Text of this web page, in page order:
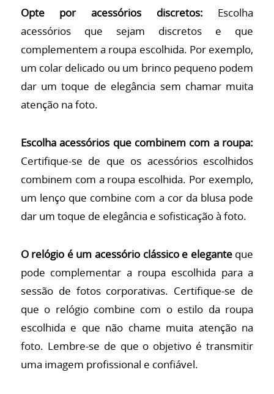
Opte por acessórios discretos: Escolha
acessórios que sejam discretos e que
complementem a roupa escolhida. Por exemplo,
um colar delicado ou um brinco pequeno podem
dar um toque de elegância sem chamar muita
atenção na foto.
Escolha acessórios que combinem com a roupa:
Certifique-se de que os acessórios escolhidos
combinem com a roupa escolhida. Por exemplo,
um lenço que combine com a cor da blusa pode
dar um toque de elegância e sofisticação à foto.
O relógio é um acessório clássico e eleganteque
pode complementar a roupa escolhida para a
sessão de fotos corporativas. Certifique-se de
que o relógio combine com o estilo da roupa
escolhida e que não chame muita atenção na
foto. Lembre-se de que o objetivo é transmitir
uma imagem profissional e confiável.